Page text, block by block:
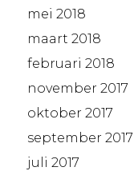
mei 2018
maart 2018
februari 2018
november 2017
oktober 2017
september 2017
juli 2017